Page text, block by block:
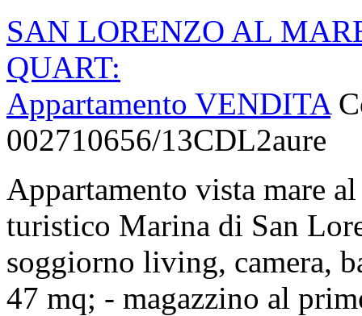
SAN LORENZO AL
QUART:
Appartamento VENDITA
002710656/13CDL2aure
Appartamento vista mare
turistico Marina di San
soggiorno living, camera,
47 mq; - magazzino al